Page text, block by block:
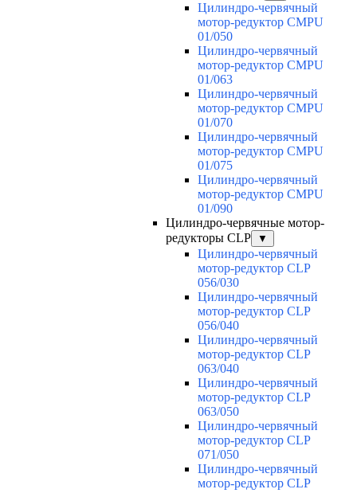
Цилиндро-червячный
мотор-редуктор CMPU
01/050
Цилиндро-червячный
мотор-редуктор CMPU
01/063
Цилиндро-червячный
мотор-редуктор CMPU
01/070
Цилиндро-червячный
мотор-редуктор CMPU
01/075
Цилиндро-червячный
мотор-редуктор CMPU
01/090
Цилиндро-червячные мотор-
редукторы CLP
▼
Цилиндро-червячный
мотор-редуктор CLP
056/030
Цилиндро-червячный
мотор-редуктор CLP
056/040
Цилиндро-червячный
мотор-редуктор CLP
063/040
Цилиндро-червячный
мотор-редуктор CLP
063/050
Цилиндро-червячный
мотор-редуктор CLP
071/050
Цилиндро-червячный
мотор-редуктор CLP